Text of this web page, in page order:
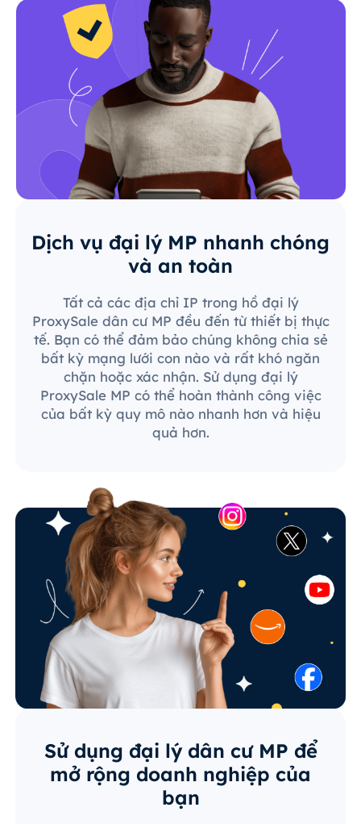
Dịch vụ đại lý MP nhanh chóng
và an toàn
Tất cả các địa chỉ IP trong hồ đại lý
ProxySale dân cư MP đều đến từ thiết bị thực
tế. Bạn có thể đảm bảo chúng không chia sẻ
bất kỳ mạng lưới con nào và rất khó ngăn
chặn hoặc xác nhận. Sử dụng đại lý
ProxySale MP có thể hoàn thành công việc
của bất kỳ quy mô nào nhanh hơn và hiệu
quả hơn.
Sử dụng đại lý dân cư MP để
mở rộng doanh nghiệp của
bạn